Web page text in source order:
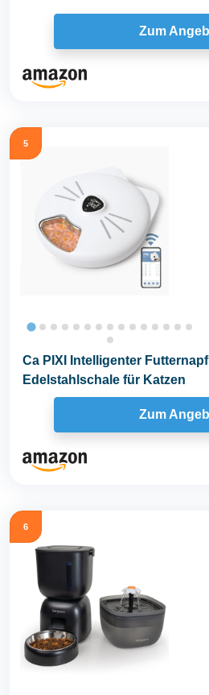
Zum
5
Ca PIXI Intelligenter
Edelstahlschale für Katzen
Zum
6